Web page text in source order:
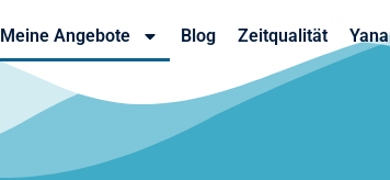
Meine Angebote Blog Zeitqualität